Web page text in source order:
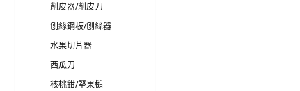
削皮器/削皮刀
刨絲鋼板/刨絲器
水果切片器
西瓜刀
核桃鉗/堅果槌